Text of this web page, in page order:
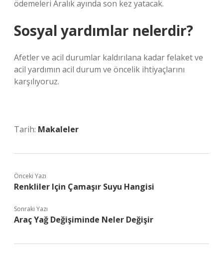
ödemeleri Aralık ayında son kez yatacak.
Sosyal yardımlar nelerdir?
Afetler ve acil durumlar kaldırılana kadar felaket ve
acil yardımın acil durum ve öncelik ihtiyaçlarını
karşılıyoruz.
Tarih: Makaleler
Önceki Yazı
Renkliler Için Çamaşır Suyu Hangisi
Sonraki Yazı
Araç Yağ Değişiminde Neler Değişir